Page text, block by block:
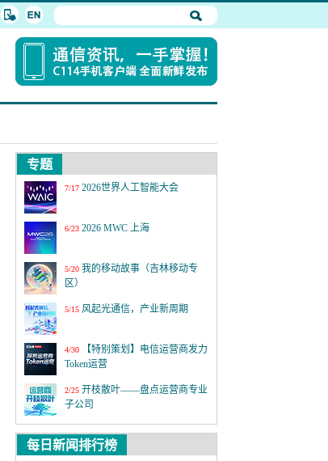
专题
7/17 2026世界人工智能大会
6/23 2026 MWC 上海
5/20 我的移动故事（吉林移动专
区）
5/15 风起光通信，产业新周期
4/30
【特别策划】电信运营商发力
Token运营
2/25 开枝散叶——盘点运营商专业
子公司
MWC26世界移动通信大会
每日新闻排行榜